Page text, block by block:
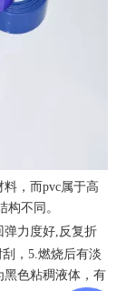
，而pvc属于高
不同。
弹力度好,反复折
，5.燃烧后有淡
黑色粘稠液体，有